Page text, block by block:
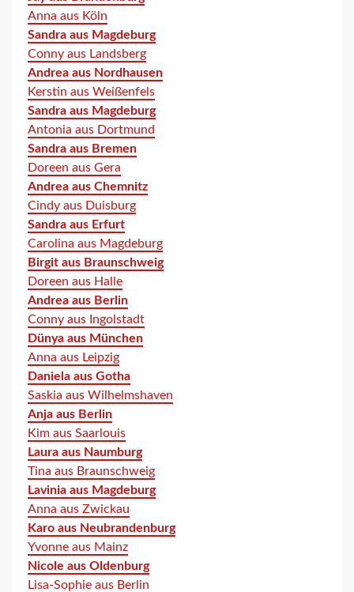
Anna aus Köln
Sandra aus Magdeburg
Conny aus Landsberg
Andrea aus Nordhausen
Kerstin aus Weißenfels
Sandra aus Magdeburg
Antonia aus Dortmund
Sandra aus Bremen
Doreen aus Gera
Andrea aus Chemnitz
Cindy aus Duisburg
Sandra aus Erfurt
Carolina aus Magdeburg
Birgit aus Braunschweig
Doreen aus Halle
Andrea aus Berlin
Conny aus Ingolstadt
Dünya aus München
Anna aus Leipzig
Daniela aus Gotha
Saskia aus Wilhelmshaven
Anja aus Berlin
Kim aus Saarlouis
Laura aus Naumburg
Tina aus Braunschweig
Lavinia aus Magdeburg
Anna aus Zwickau
Karo aus Neubrandenburg
Yvonne aus Mainz
Nicole aus Oldenburg
Lisa-Sophie aus Berlin